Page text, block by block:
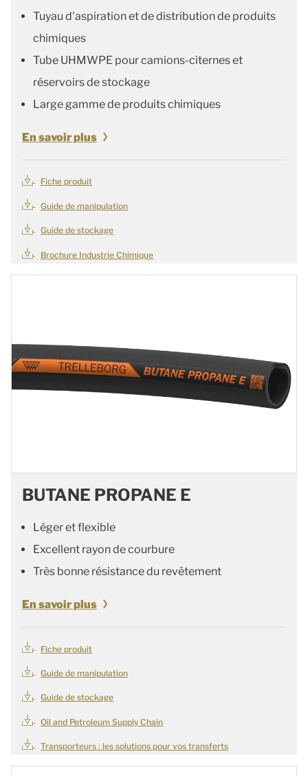
Tuyau d'aspiration et de distribution de produits
chimiques
Tube UHMWPE pour camions-citernes et
réservoirs de stockage
Large gamme de produits chimiques
En savoir plus
Fiche produit
Guide de manipulation
Guide de stockage
Brochure Industrie Chimique
BUTANE PROPANE E
Léger et flexible
Excellent rayon de courbure
Très bonne résistance du revêtement
En savoir plus
Fiche produit
Guide de manipulation
Guide de stockage
Oil and Petroleum Supply Chain
Transporteurs : les solutions pour vos transferts